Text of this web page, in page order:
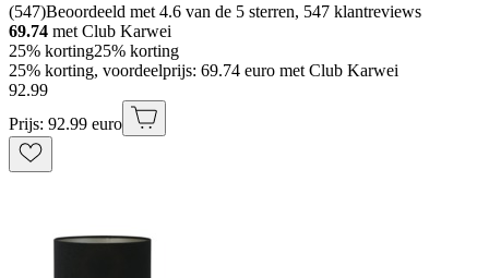
(547)Beoordeeld met 4.6 van de 5 sterren, 547 klantreviews
69.74 met Club Karwei
25% korting25% korting
25% korting, voordeelprijs: 69.74 euro met Club Karwei
92.99
Prijs: 92.99 euro